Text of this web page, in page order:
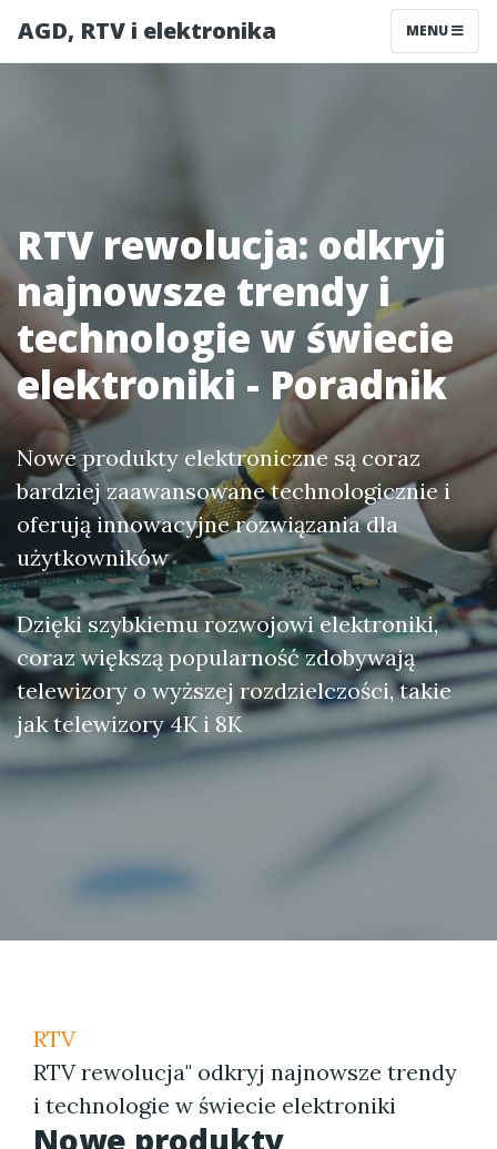
AGD, RTV i elektronika MENU
RTV rewolucja: odkryj
najnowsze trendy i
technologie w świecie
elektroniki - Poradnik
Nowe produkty elektroniczne są coraz
bardziej zaawansowane technologicznie i
oferują innowacyjne rozwiązania dla
użytkowników
Dzięki szybkiemu rozwojowi elektroniki,
coraz większą popularność zdobywają
telewizory o wyższej rozdzielczości, takie
jak telewizory 4K i 8K
RTV
RTV rewolucja" odkryj najnowsze trendy
i technologie w świecie elektroniki
Nowe produkty